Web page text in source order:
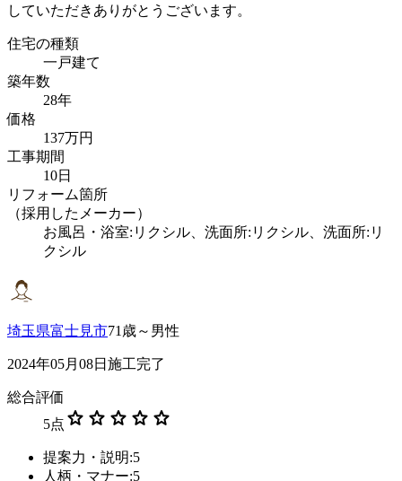
していただきありがとうございます。
住宅の種類
一戸建て
築年数
28年
価格
137万円
工事期間
10日
リフォーム箇所
（採用したメーカー）
お風呂・浴室:リクシル、洗面所:リクシル、洗面所:リ
クシル
埼玉県富士見市71歳～男性
2024年05月08日施工完了
総合評価
5点 star star star star star
提案力・説明:5
人柄・マナー:5